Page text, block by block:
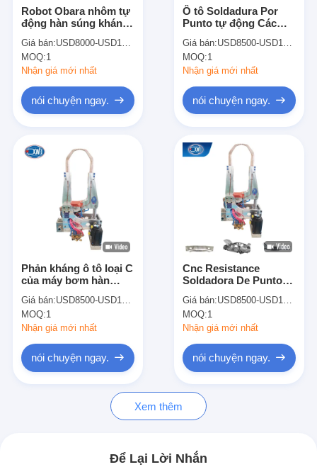
Sản phẩm
Về chúng tôi
Tham quan nhà máy
Liên hệ chúng tôi
Tin tức
Tất cả các trường hợp
Robot Obara nhôm tự
động hàn súng kháng
Giá bán:USD8000-USD10000
MOQ:1
Nhận giá mới nhất
nói chuyện ngay.
Ô tô Soldadura Por
Punto tự động Các
Robot súng
Giá bán:USD8500-USD12000
MOQ:1
Nhận giá mới nhất
nói chuyện ngay.
Phản kháng ô tô loại C
của máy bơm hàn
Giá bán:USD8500-USD12000
MOQ:1
Nhận giá mới nhất
nói chuyện ngay.
Cnc Resistance
Soldadora De Punto
máy hàn điểm robot
Giá bán:USD8500-USD12000
MOQ:1
Nhận giá mới nhất
nói chuyện ngay.
Xem thêm
Để Lại Lời Nhắn